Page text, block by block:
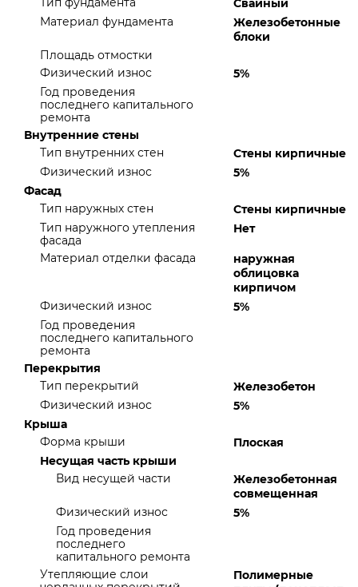
Свайный
Материал фундамента
Железобетонные
блоки
Площадь отмостки
Физический износ
5%
Год проведения
последнего капитального
ремонта
Внутренние стены
Тип внутренних стен
Стены кирпичные
Физический износ
5%
Фасад
Тип наружных стен
Стены кирпичные
Тип наружного утепления
фасада
Нет
Материал отделки фасада
наружная
облицовка
кирпичом
Физический износ
5%
Год проведения
последнего капитального
ремонта
Перекрытия
Тип перекрытий
Железобетон
Физический износ
5%
Крыша
Форма крыши
Плоская
Несущая часть крыши
Вид несущей части
Железобетонная
совмещенная
Физический износ
5%
Год проведения
последнего
капитального ремонта
Утепляющие слои
Полимерные